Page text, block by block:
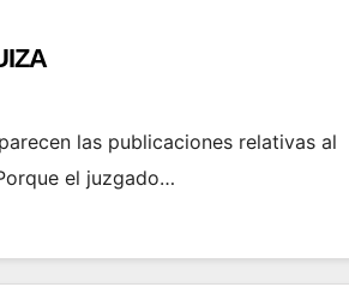
las publicaciones relativas al
el juzgado…